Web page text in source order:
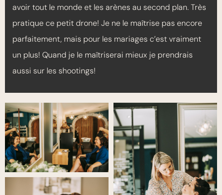
avoir tout le monde et les arènes au second plan. Très
pratique ce petit drone! Je ne le maîtrise pas encore
parfaitement, mais pour les mariages c’est vraiment
un plus! Quand je le maîtriserai mieux je prendrais
aussi sur les shootings!